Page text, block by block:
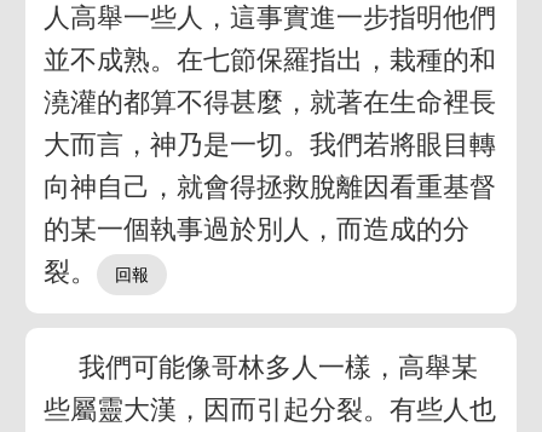
人高舉一些人，這事實進一步指明他們
並不成熟。在七節保羅指出，栽種的和
澆灌的都算不得甚麼，就著在生命裡長
大而言，神乃是一切。我們若將眼目轉
向神自己，就會得拯救脫離因看重基督
的某一個執事過於別人，而造成的分
裂。
我們可能像哥林多人一樣，高舉某
些屬靈大漢，因而引起分裂。有些人也